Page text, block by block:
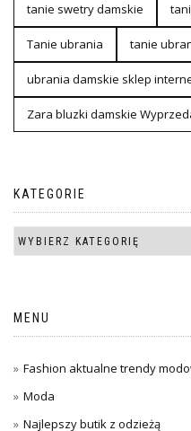
tanie swetry damskie
Tanie ubrania tanie
ubrania damskie sklep
Zara bluzki damskie
KATEGORIE
MENU
Fashion aktualne trendy
Moda
Najlepszy butik z odzieżą